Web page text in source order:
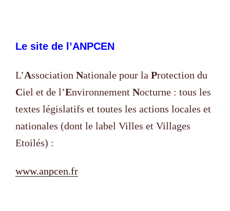
Le site de l’ANPCEN
L’Association Nationale pour la Protection du
Ciel et de l’Environnement Nocturne : tous les
textes législatifs et toutes les actions locales et
nationales (dont le label Villes et Villages
Etoilés) :
www.anpcen.fr